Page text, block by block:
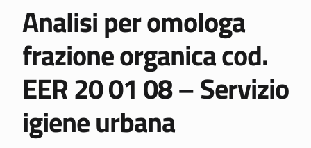
Analisi per omologa
frazione organica cod.
EER 20 01 08 – Servizio
igiene urbana